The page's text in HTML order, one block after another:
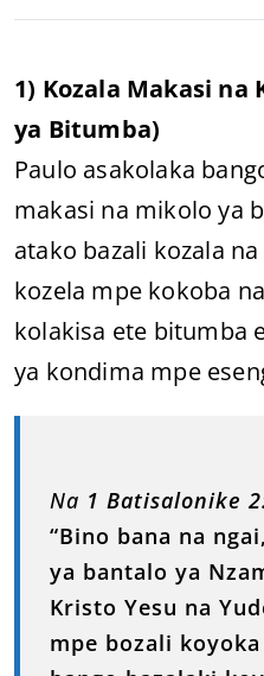
1) Kozala Makasi na
ya Bitumba)
Paulo asakolaka
makasi na mikolo ya
atako bazali kozala
kozela mpe kokoba
kolakisa ete bitumba
ya kondima mpe
Na 1 Batisalonike
“Bino bana na
ya bantalo ya
Kristo Yesu na
mpe bozali